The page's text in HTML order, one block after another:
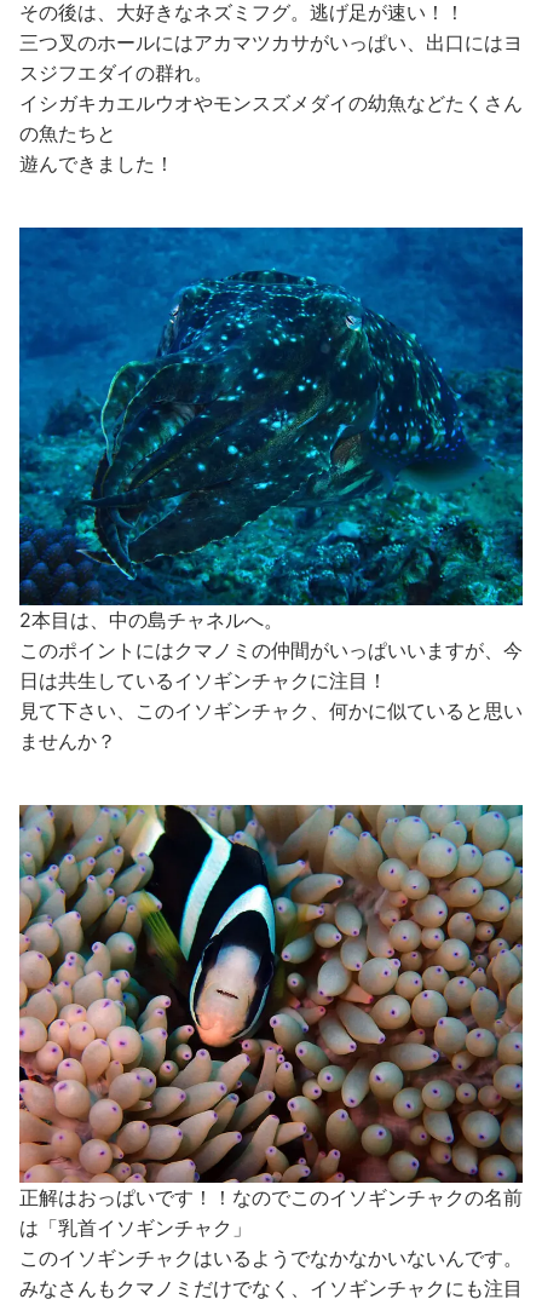
その後は、大好きなネズミフグ。逃げ足が速い！！
三つ叉のホールにはアカマツカサがいっぱい、出口にはヨ
スジフエダイの群れ。
イシガキカエルウオやモンスズメダイの幼魚などたくさん
の魚たちと
遊んできました！
2本目は、中の島チャネルへ。
このポイントにはクマノミの仲間がいっぱいいますが、今
日は共生しているイソギンチャクに注目！
見て下さい、このイソギンチャク、何かに似ていると思い
ませんか？
正解はおっぱいです！！なのでこのイソギンチャクの名前
は「乳首イソギンチャク」
このイソギンチャクはいるようでなかなかいないんです。
みなさんもクマノミだけでなく、イソギンチャクにも注目